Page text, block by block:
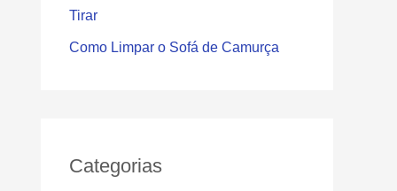
Tirar
Como Limpar o Sofá de Camurça
Categorias